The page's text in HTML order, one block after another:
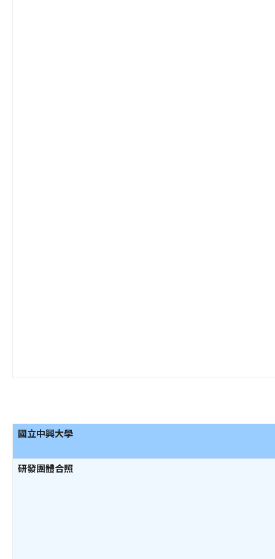
國立中興大學
研發團體合照